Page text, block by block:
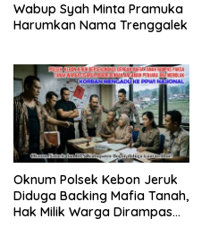
Wabup Syah Minta Pramuka
Harumkan Nama Trenggalek
Oknum Polsek Kebon Jeruk
Diduga Backing Mafia Tanah,
Hak Milik Warga Dirampas